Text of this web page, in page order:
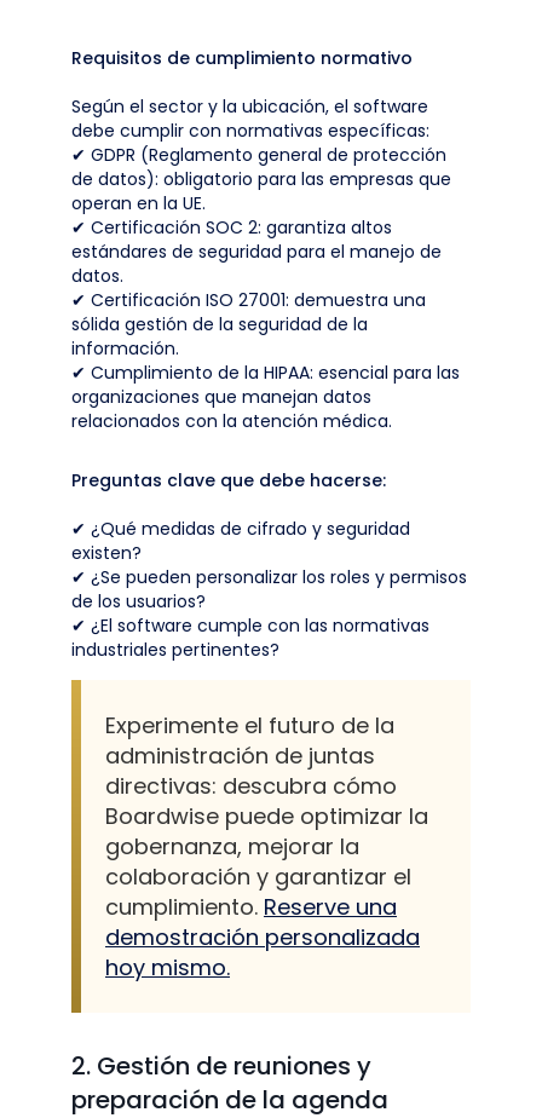
Requisitos de cumplimiento normativo
Según el sector y la ubicación, el software
debe cumplir con normativas específicas:
✔ GDPR (Reglamento general de protección
de datos): obligatorio para las empresas que
operan en la UE.
✔ Certificación SOC 2: garantiza altos
estándares de seguridad para el manejo de
datos.
✔ Certificación ISO 27001: demuestra una
sólida gestión de la seguridad de la
información.
✔ Cumplimiento de la HIPAA: esencial para las
organizaciones que manejan datos
relacionados con la atención médica.
Preguntas clave que debe hacerse:
✔ ¿Qué medidas de cifrado y seguridad
existen?
✔ ¿Se pueden personalizar los roles y permisos
de los usuarios?
✔ ¿El software cumple con las normativas
industriales pertinentes?
Experimente el futuro de la
administración de juntas
directivas: descubra cómo
Boardwise puede optimizar la
gobernanza, mejorar la
colaboración y garantizar el
cumplimiento. Reserve una
demostración personalizada
hoy mismo.
2. Gestión de reuniones y
preparación de la agenda